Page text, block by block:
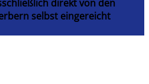
direkt von den
selbst eingereicht